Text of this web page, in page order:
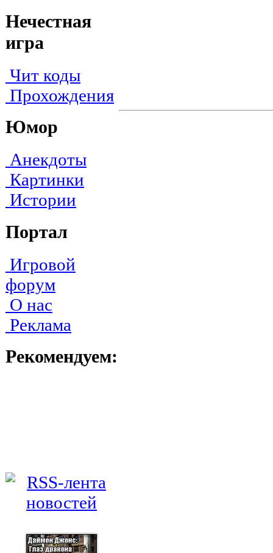
Нечестная
игра
Чит коды
Прохождения
Юмор
Анекдоты
Картинки
Истории
Портал
Игровой
форум
О нас
Реклама
Рекомендуем: